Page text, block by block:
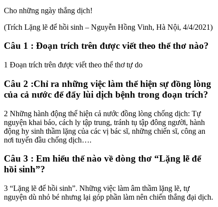
Cho những ngày thắng dịch!
(Trích Lặng lẽ để hồi sinh – Nguyễn Hồng Vinh, Hà Nội, 4/4/2021)
Câu 1 : Đoạn trích trên được viết theo thể thơ nào?
1 Đoạn trích trên được viết theo thể thơ tự do
Câu 2 :Chỉ ra những việc làm thể hiện sự đồng lòng
của cả nước để đẩy lùi dịch bệnh trong đoạn trích?
2 Những hành động thể hiện cả nước đồng lòng chống dịch: Tự
nguyện khai báo, cách ly tập trung, tránh tụ tập đông người, hành
động hy sinh thầm lặng của các vị bác sĩ, những chiến sĩ, công an
nơi tuyến đầu chống dịch….
Câu 3 : Em hiểu thế nào về dòng thơ “Lặng lẽ để
hồi sinh”?
3 “Lặng lẽ để hồi sinh”. Những việc làm âm thầm lặng lẽ, tự
nguyện dù nhỏ bé nhưng lại góp phần làm nên chiến thắng đại dịch.